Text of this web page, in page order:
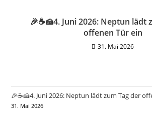
🎉☕🍰4. Juni 2026: Neptun lädt
offenen Tür ein
31. Mai 2026
🎉☕🍰4. Juni 2026: Neptun lädt zum Tag der
31. Mai 2026